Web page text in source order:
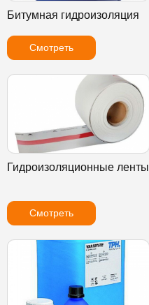
Битумная гидроизоляция
Смотреть
Гидроизоляционные ленты
Смотреть